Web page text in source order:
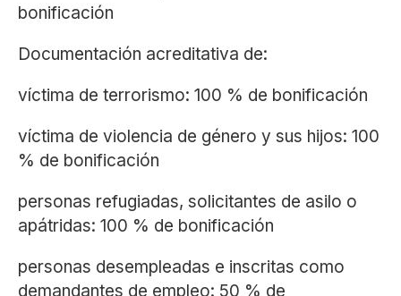
bonificación
Documentación acreditativa de:
víctima de terrorismo: 100 % de bonificación
víctima de violencia de género y sus hijos: 100
% de bonificación
personas refugiadas, solicitantes de asilo o
apátridas: 100 % de bonificación
personas desempleadas e inscritas como
demandantes de empleo: 50 % de